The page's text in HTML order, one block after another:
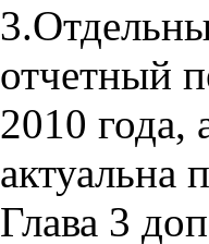
отчетный
2010 года,
актуальна
Глава 3